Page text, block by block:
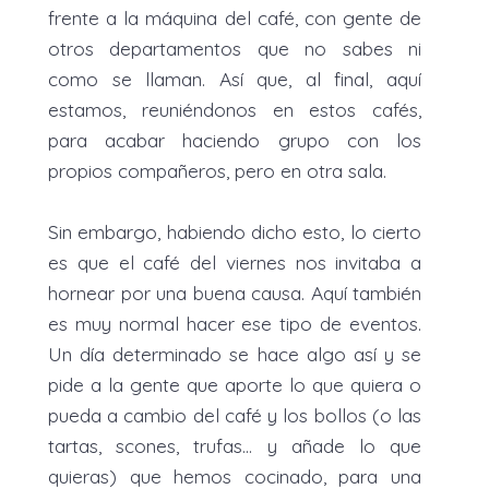
frente a la máquina del café, con gente de
otros departamentos que no sabes ni
como se llaman. Así que, al final, aquí
estamos, reuniéndonos en estos cafés,
para acabar haciendo grupo con los
propios compañeros, pero en otra sala.
Sin embargo, habiendo dicho esto, lo cierto
es que el café del viernes nos invitaba a
hornear por una buena causa. Aquí también
es muy normal hacer ese tipo de eventos.
Un día determinado se hace algo así y se
pide a la gente que aporte lo que quiera o
pueda a cambio del café y los bollos (o las
tartas, scones, trufas… y añade lo que
quieras) que hemos cocinado, para una